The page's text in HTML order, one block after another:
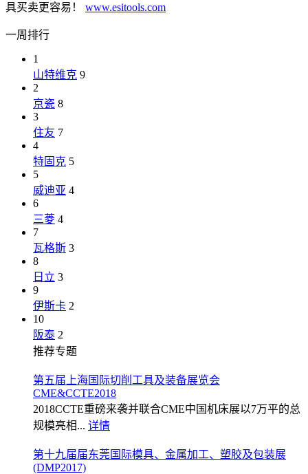
具买卖更容易！ www.esitools.com
一周排行
1
山特维克 9
2
京瓷 8
3
住友 7
4
特固克 5
5
威迪亚 4
6
三菱 4
7
瓦格斯 3
8
日立 3
9
伊斯卡 2
10
阪泰 2
推荐专题
第五届上海国际切削工具及装备展览会
CME&CCTE2018
2018CCTE重磅来袭并联合CME中国机床展以7万平的总
规模亮相... 详情
第十九届届东莞国际模具、金属加工、塑胶及包装展
(DMP2017)